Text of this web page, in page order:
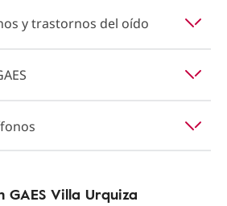
y trastornos del oído
GAES Villa Urquiza